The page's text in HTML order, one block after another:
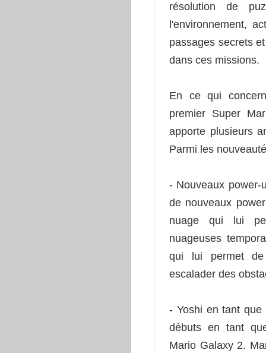
résolution de
l'environnement,
passages secrets
dans ces missions.
En ce qui
premier Super
apporte plusieurs
Parmi les
- Nouveaux power-
de nouveaux
nuage qui lui
nuageuses
qui lui permet
escalader des
- Yoshi en tant que
débuts en tant
Mario Galaxy 2.